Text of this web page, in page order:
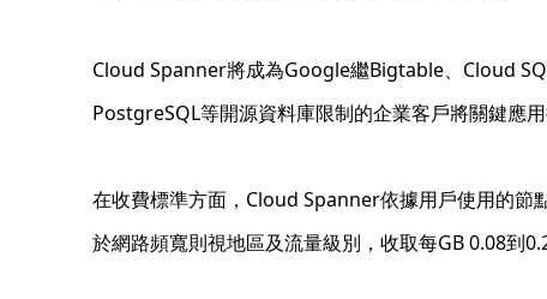
Cloud Spanner將成為Google繼Bigtable、Cloud
PostgreSQL等開源資料庫限制的企業客戶將關鍵應
在收費標準方面，Cloud Spanner依據用戶使用的節
於網路頻寬則視地區及流量級別，收取每GB 0.08到